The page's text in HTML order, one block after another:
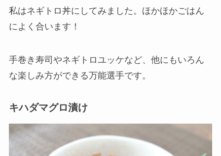
私はネギトロ丼にしてみました。ほかほかごはん
によく合います！
手巻き寿司やネギトロユッケなど、他にもいろん
な楽しみ方ができる万能選手です。
キハダマグロ漬け